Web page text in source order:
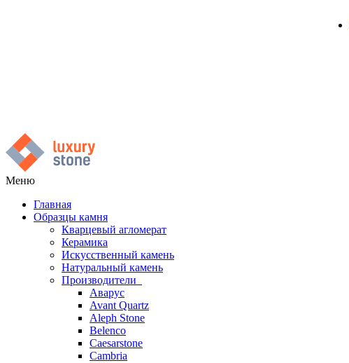
Меню
Главная
Образцы камня
Кварцевый агломерат
Керамика
Искусственный камень
Натуральный камень
Производители
Аварус
Avant Quartz
Aleph Stone
Belenco
Caesarstone
Cambria